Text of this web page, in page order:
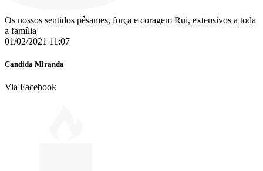
Os nossos sentidos pêsames, força e coragem Rui, extensivos a toda
a família
01/02/2021 11:07
Candida Miranda
Via Facebook